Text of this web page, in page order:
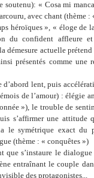
« Cosa mi
avec chant (thème :
héroïques », « éloge de
du confident affleure
démesure actuelle
présentés comme une
lent, puis
de l’amour) : élégie
»), le trouble de
s’affirmer une attitude
symétrique exact du
(thème : « conquêtes »)
que s’instaure le
entraînant le couple
des protagonistes...